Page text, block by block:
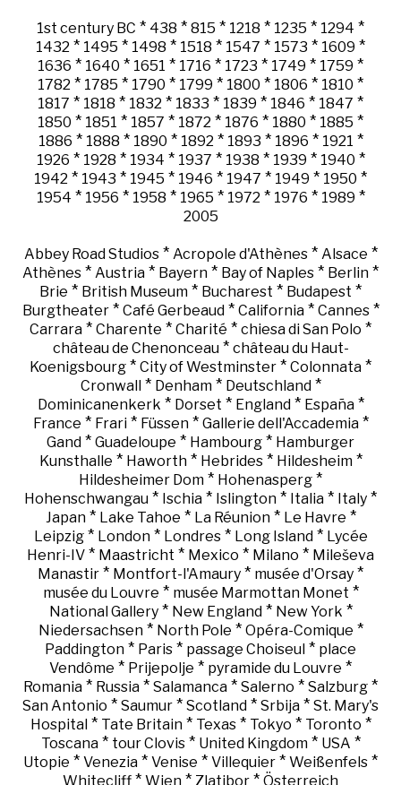
1st century BC * 438 * 815 * 1218 * 1235 * 1294 *
1432 * 1495 * 1498 * 1518 * 1547 * 1573 * 1609 *
1636 * 1640 * 1651 * 1716 * 1723 * 1749 * 1759 *
1782 * 1785 * 1790 * 1799 * 1800 * 1806 * 1810 *
1817 * 1818 * 1832 * 1833 * 1839 * 1846 * 1847 *
1850 * 1851 * 1857 * 1872 * 1876 * 1880 * 1885 *
1886 * 1888 * 1890 * 1892 * 1893 * 1896 * 1921 *
1926 * 1928 * 1934 * 1937 * 1938 * 1939 * 1940 *
1942 * 1943 * 1945 * 1946 * 1947 * 1949 * 1950 *
1954 * 1956 * 1958 * 1965 * 1972 * 1976 * 1989 *
2005
Abbey Road Studios* Acropole d'Athènes* Alsace *
Athènes * Austria * Bayern * Bay of Naples * Berlin *
Brie * British Museum * Bucharest * Budapest *
Burgtheater* Café Gerbeaud* California* Cannes*
Carrara * Charente * Charité * chiesa di San Polo *
château de Chenonceau* château du Haut-
Koenigsbourg * City of Westminster * Colonnata *
Cronwall* Denham* Deutschland*
Dominicanenkerk * Dorset * England* España*
France * Frari* Füssen* Gallerie dell'Accademia*
Gand * Guadeloupe * Hambourg * Hamburger
Kunsthalle * Haworth* Hebrides* Hildesheim*
Hildesheimer Dom * Hohenasperg *
Hohenschwangau * Ischia * Islington * Italia * Italy *
Japan* Lake Tahoe * La Réunion* Le Havre *
Leipzig* London* Londres* Long Island* Lycée
Henri-IV * Maastricht * Mexico * Milano * Mileševa
Manastir * Montfort-l'Amaury * musée d'Orsay *
musée du Louvre * musée Marmottan Monet *
National Gallery* New England* New York *
Niedersachsen* North Pole * Opéra-Comique *
Paddington * Paris * passage Choiseul * place
Vendôme * Prijepolje * pyramide du Louvre *
Romania * Russia * Salamanca * Salerno * Salzburg *
San Antonio * Saumur * Scotland * Srbija * St. Mary's
Hospital* Tate Britain* Texas* Tokyo * Toronto *
Toscana* tour Clovis* United Kingdom* USA *
Utopie * Venezia * Venise * Villequier * Weißenfels *
Whitecliff * Wien * Zlatibor * Österreich